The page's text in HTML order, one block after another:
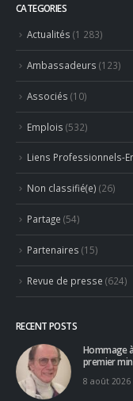
CATEGORIES
Actualités (1 283)
Ambassadeurs (123)
Associés (10)
Emplois (532)
Liens Professionnels-
Non classifié(e) (26)
Partage (54)
Partenaires (15)
Revue de presse (624)
RECENT POSTS
Hommage
premier
8 août 2026